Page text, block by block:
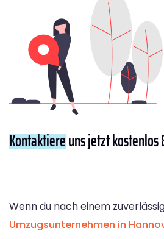
Kontaktiereuns jetzt
Wenn du nach einem
Umzugsunternehmen in